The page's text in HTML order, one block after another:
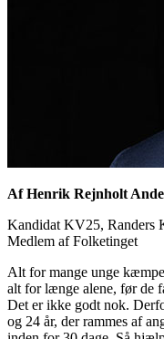
Af Henrik Rejnholt
Kandidat KV25, Randers
Medlem af Folketinget
Alt for mange unge
alt for længe alene, før de
Det er ikke godt nok.
og 24 år, der rammes af